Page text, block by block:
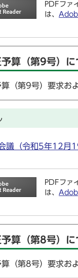
PDFファ
は、
算（第9号）に
（第9号）要求お
議（令和5年12月
PDFファ
は、
算（第8号）に
（第8号）要求お